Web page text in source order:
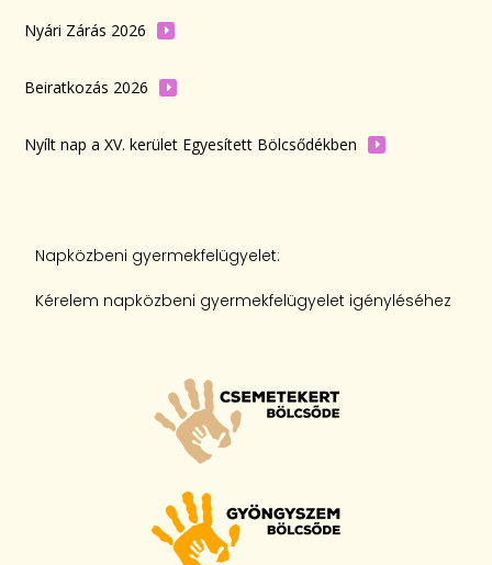
Nyári Zárás 2026
Beiratkozás 2026
Nyílt nap a XV. kerület Egyesített Bölcsődékben
Napközbeni gyermekfelügyelet:
Kérelem napközbeni gyermekfelügyelet igényléséhez